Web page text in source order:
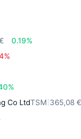
0.19%
Co LtdTSM 365,08